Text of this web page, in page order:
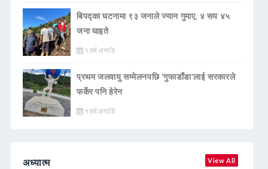
बिपद्का घटनामा ९३ जनाले ज्यान गुमाए, ४ सय ४५
जना घाइते
१ वर्ष अगाडि
प्रथम जलवायु सम्मेलनपछि ‘गुफाडाँडा’लाई सरकारले
फर्केर पनि हेरेन
१ वर्ष अगाडि
अध्यात्म View All